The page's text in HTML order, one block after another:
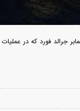
جرالد فورد که در
است یا ریزش